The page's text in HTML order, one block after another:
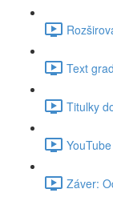
Text
Titulky
Záver: